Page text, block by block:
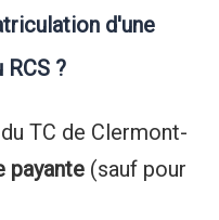
d'une
?
TC de Clermont-
payante (sauf pour